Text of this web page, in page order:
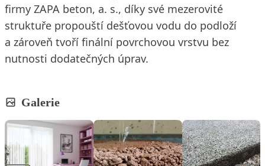
firmy ZAPA beton, a. s., díky své mezerovité
struktuře propouští dešťovou vodu do podloží
a zároveň tvoří finální povrchovou vrstvu bez
nutnosti dodatečných úprav.
Galerie